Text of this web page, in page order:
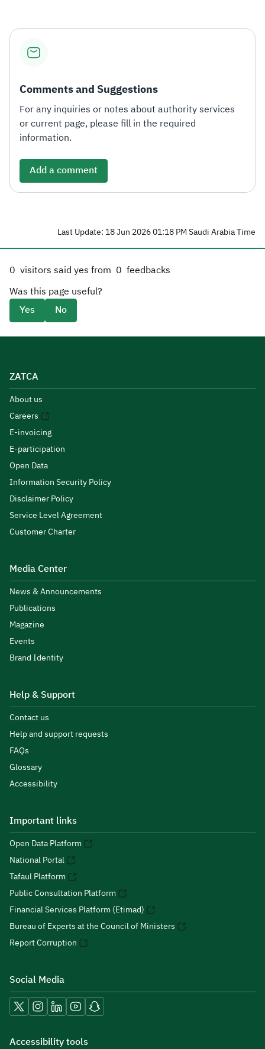
Comments and Suggestions
For any inquiries or notes about authority services
or current page, please fill in the required
information.
Add a comment
Last Update: 18 Jun 2026 01:18 PM Saudi Arabia Time
0 visitors said yes from 0 feedbacks
Was this page useful?
Yes
No
ZATCA
About us
Careers
E-invoicing
E-participation
Open Data
Information Security Policy
Disclaimer Policy
Service Level Agreement
Customer Charter
Media Center
News & Announcements
Publications
Magazine
Events
Brand Identity
Help & Support
Contact us
Help and support requests
FAQs
Glossary
Accessibility
Important links
Open Data Platform
National Portal
Tafaul Platform
Public Consultation Platform
Financial Services Platform (Etimad)
Bureau of Experts at the Council of Ministers
Report Corruption
Social Media
Accessibility tools